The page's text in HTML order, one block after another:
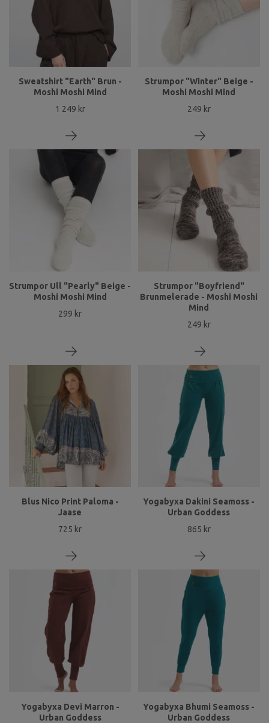
Sweatshirt "Earth" Brun -
Moshi Moshi Mind
1 249 kr
Strumpor "Winter" Beige -
Moshi Moshi Mind
249 kr
Strumpor Ull "Pearly" Beige -
Moshi Moshi Mind
299 kr
Strumpor "Boyfriend"
Brunmelerade - Moshi Moshi
Mind
249 kr
Blus Nico Print Paloma -
Jaase
725 kr
Yogabyxa Dakini Seamoss -
Urban Goddess
865 kr
Yogabyxa Devi Marron -
Urban Goddess
Yogabyxa Bhumi Seamoss -
Urban Goddess